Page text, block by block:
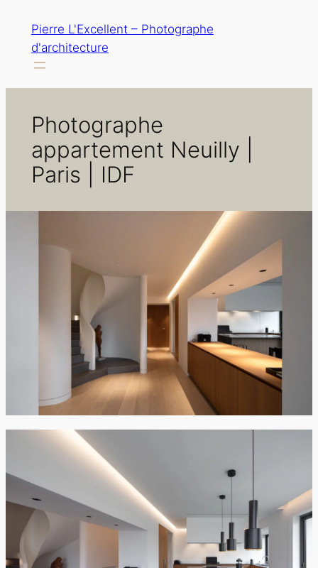
contenu
Pierre L'Excellent – Photographe
d'architecture
Photographe
appartement Neuilly |
Paris | IDF